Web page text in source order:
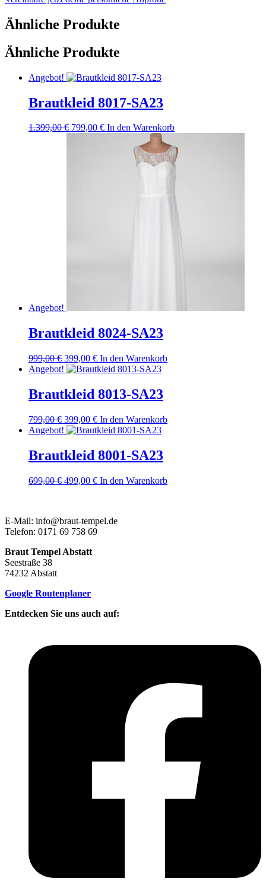
Ähnliche Produkte
Ähnliche Produkte
Angebot!
Brautkleid 8017-SA23
1.399,00€ Ursprünglicher
799,00 €Aktueller
799,00 €.
In den Warenkorb
Angebot!
Brautkleid 8024-SA23
999,00€ Ursprünglicher
Preis
999,00 €
399,00 €Aktueller
Preis
399,00 €.
In den Warenkorb
Angebot!
Brautkleid 8013-SA23
799,00€ Ursprünglicher
Preis
799,00 €
399,00 €Aktueller
Preis
399,00 €.
In den Warenkorb
Angebot!
Brautkleid 8001-SA23
699,00€ Ursprünglicher
499,00 €Aktueller
In den Warenkorb
E-Mail: info@braut-tempel.de
Telefon: 0171 69 758 69
Braut Tempel Abstatt
Seestraße 38
74232 Abstatt
Google Routenplaner
Entdecken Sie uns auch auf: